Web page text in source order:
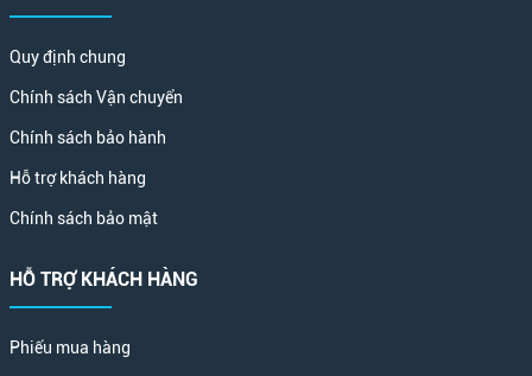
Quy định chung
Chính sách Vận chuyển
Chính sách bảo hành
Hỗ trợ khách hàng
Chính sách bảo mật
HỖ TRỢ KHÁCH HÀNG
Phiếu mua hàng